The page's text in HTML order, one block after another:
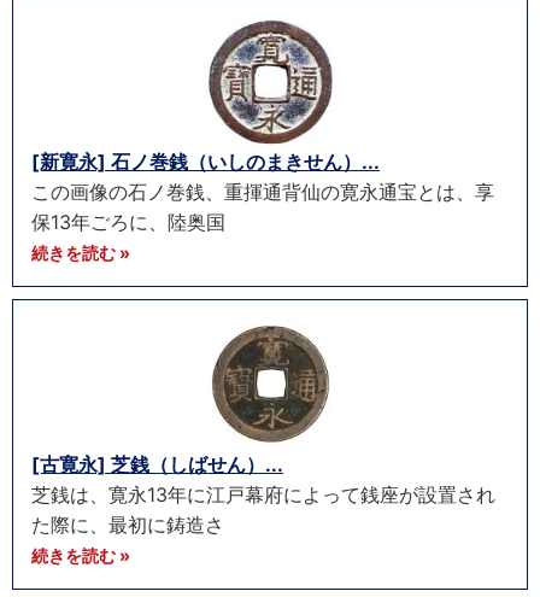
[新寛永] 石ノ巻銭（いしのまきせん）...
この画像の石ノ巻銭、重揮通背仙の寛永通宝とは、享
保13年ごろに、陸奥国
続きを読む »
[古寛永] 芝銭（しばせん）...
芝銭は、寛永13年に江戸幕府によって銭座が設置され
た際に、最初に鋳造さ
続きを読む »